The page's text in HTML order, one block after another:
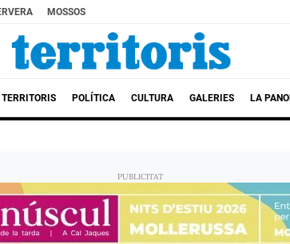
MOSSOS
POLÍTICA CULTURA GALERIES LA